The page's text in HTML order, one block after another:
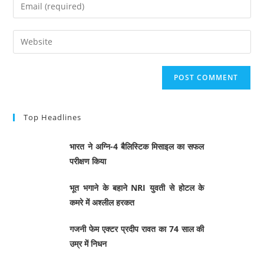
Top Headlines
भारत ने अग्नि-4 बैलिस्टिक मिसाइल का सफल
परीक्षण किया
भूत भगाने के बहाने NRI युवती से होटल के
कमरे में अश्लील हरकत
गजनी फेम एक्टर प्रदीप रावत का 74 साल की
उम्र में निधन